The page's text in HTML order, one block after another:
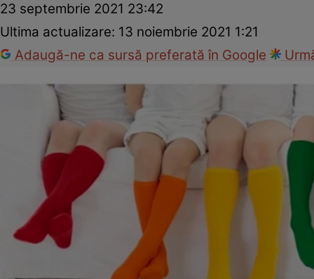
23 septembrie 2021 23:42
Ultima actualizare: 13 noiembrie 2021 1:21
Adaugă-ne ca sursă preferată în Google